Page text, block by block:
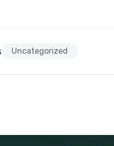
Uncategorized